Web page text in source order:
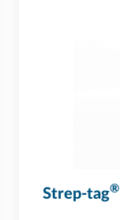
Strep-tag®